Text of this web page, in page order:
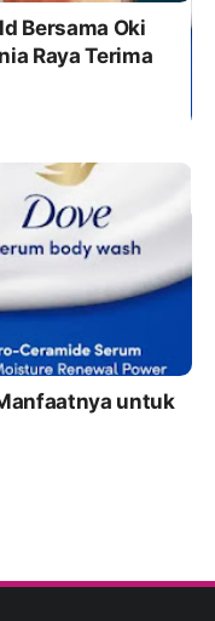
Bersama Oki
Raya Terima
untuk